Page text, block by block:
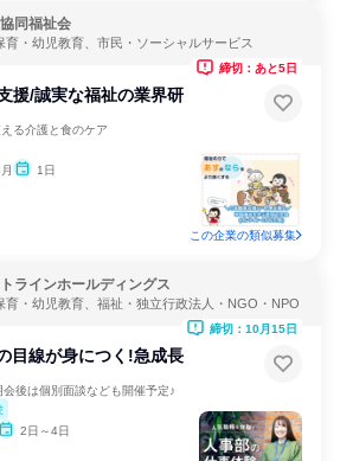
同福祉会
育・幼児教育、市民・ソーシャルサービス
援/誠実な福祉の業界研
る介護と食のケア
1日
締切：あと5日
この企業の類似募集
ラインホールディングス
育・幼児教育、福祉・独立行政法人・NGO・NPO
目線が身につく!急成長
後は個別面談なども開催予定♪
2日～4日
締切：10月15日